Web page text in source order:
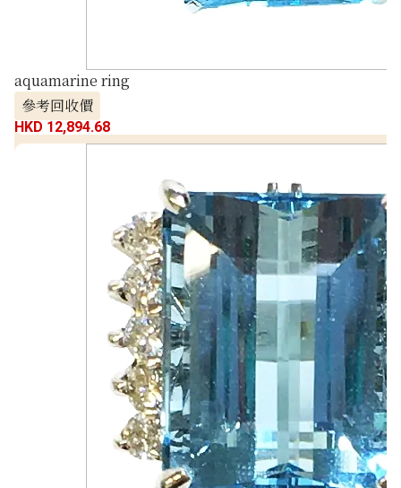
aquamarine ring
參考回收價
HKD 12,894.68